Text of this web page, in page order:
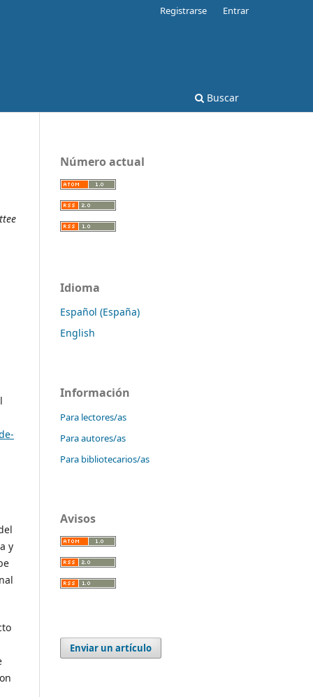
Buscar
Registrarse Entrar
y
Número actual
Idioma
Español (España)
English
Información
Para lectores/as
Para autores/as
Para bibliotecarios/as
Avisos
Enviar un artículo